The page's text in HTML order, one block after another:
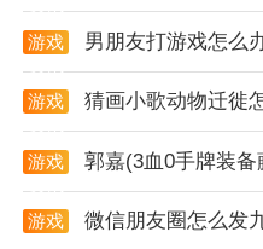
顾直播内容。
一锁定客户，保护经销商
app说明
1. 平台支持：喜播适用于
用户使用。
游戏
男朋友打游戏怎么
游戏
猜画小歌动物迁徙
游戏
郭嘉(3血0手牌装
游戏
微信朋友圈怎么发